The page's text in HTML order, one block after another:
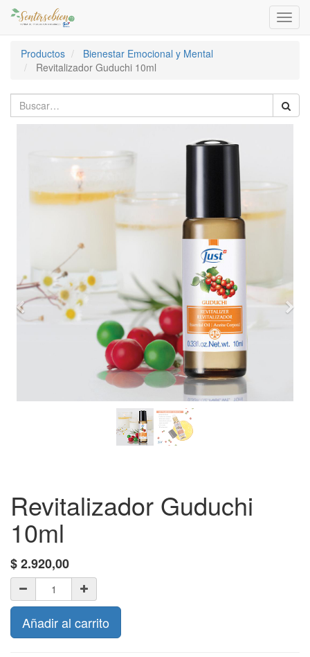
Productos
Bienestar Emocional y Mental
Revitalizador Guduchi 10ml
Previous
Revitalizador Guduchi
10ml
$2.920,00
Añadir al carrito